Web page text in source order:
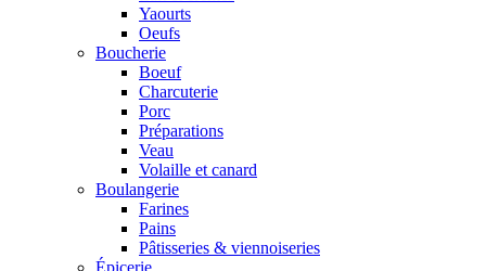
Yaourts
Oeufs
Boucherie
Boeuf
Charcuterie
Porc
Préparations
Veau
Volaille et canard
Boulangerie
Farines
Pains
Pâtisseries & viennoiseries
Épicerie